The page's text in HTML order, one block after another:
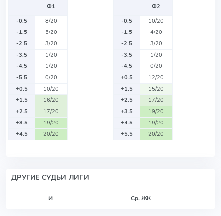
Ф1
-0.5
8/20
-1.5
5/20
-2.5
3/20
-3.5
1/20
-4.5
1/20
-5.5
0/20
+0.5
10/20
+1.5
16/20
+2.5
17/20
+3.5
19/20
+4.5
20/20
Ф2
-0.5
10/20
-1.5
4/20
-2.5
3/20
-3.5
1/20
-4.5
0/20
+0.5
12/20
+1.5
15/20
+2.5
17/20
+3.5
19/20
+4.5
19/20
+5.5
20/20
ДРУГИЕ СУДЬИ ЛИГИ
И Ср. ЖК